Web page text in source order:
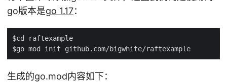
go版本是go 1.17：
生成的go.mod内容如下：